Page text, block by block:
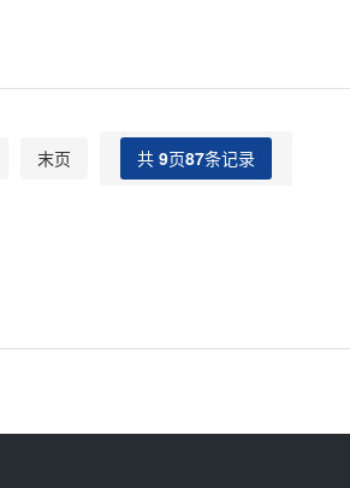
末页 共 9页87条记录